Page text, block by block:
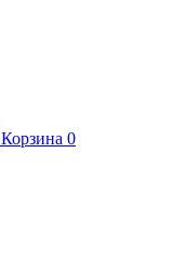
Корзина 0